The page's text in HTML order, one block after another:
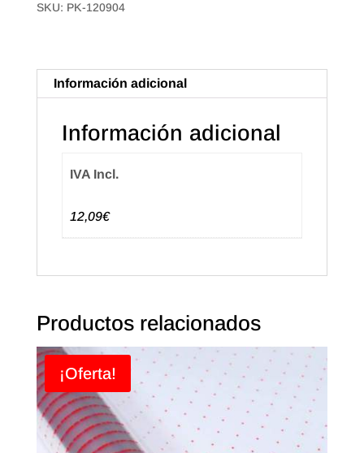
cantidad
SKU: PK-120904
Información adicional
Información adicional
IVA Incl.
12,09€
Productos relacionados
¡Oferta!